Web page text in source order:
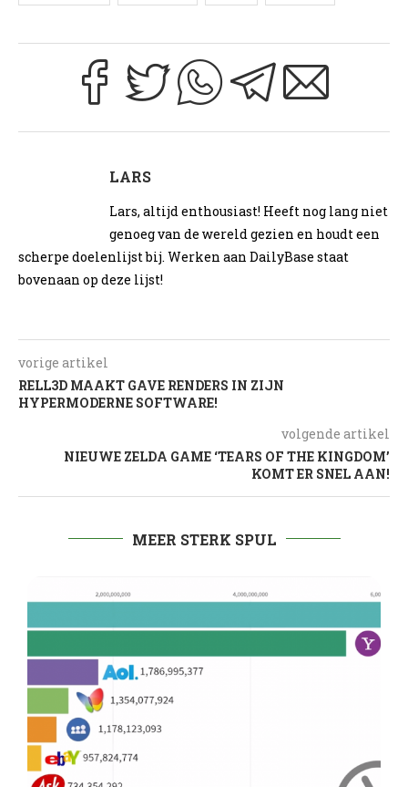
LARS
Lars, altijd enthousiast! Heeft nog lang niet
genoeg van de wereld gezien en houdt een
scherpe doelenlijst bij. Werken aan DailyBase staat
bovenaan op deze lijst!
vorige artikel
RELL3D MAAKT GAVE RENDERS IN ZIJN
HYPERMODERNE SOFTWARE!
volgende artikel
NIEUWE ZELDA GAME ‘TEARS OF THE KINGDOM’
KOMT ER SNEL AAN!
MEER STERK SPUL